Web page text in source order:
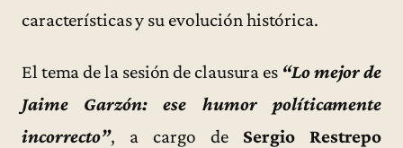
características y su evolución histórica.
El tema de la sesión de clausura es “Lo mejor de
Jaime Garzón: ese humor políticamente
incorrecto”, a cargo de Sergio Restrepo